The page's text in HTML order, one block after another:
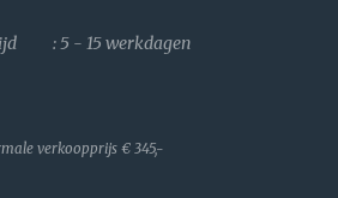
: 5 - 15 werkdagen
verkoopprijs € 345,-